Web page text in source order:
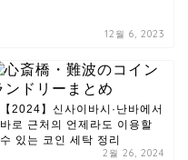
12월 6, 2023
【2024】신사이바시·난바에서
바로 근처의 언제라도 이용할
수 있는 코인 세탁 정리
2월 26, 2024